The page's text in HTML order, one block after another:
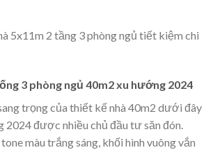
5x11m 2 tầng 3 phòng ngủ tiết kiệm chi
3 phòng ngủ 40m2 xu hướng 2024
trọng của thiết kế nhà 40m2 dưới đây
2024 được nhiều chủ đầu tư săn đón.
màu trắng sáng, khối hình vuông vắn